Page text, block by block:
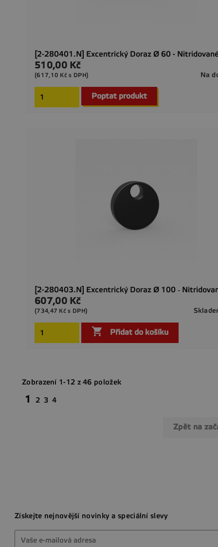
[2-280401.N] Excentrický Doraz Ø 60 -
Cena
510,00 Kč
Na
(617,10 Kč s DPH)
Poptat produkt
[2-280403.N] Excentrický Doraz Ø 100 ‐
Cena
607,00 Kč
(734,47 Kč s DPH)
 Přidat do košíku
Zobrazení 1-12 z 46 položek
1 2 3 4
Zpět na
Získejte nejnovější novinky a speciální slevy